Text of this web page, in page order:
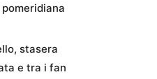
stasera
e tra i fan